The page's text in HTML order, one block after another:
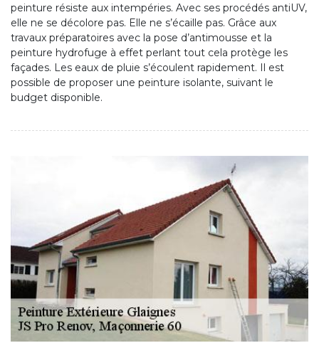
peinture résiste aux intempéries. Avec ses procédés antiUV,
elle ne se décolore pas. Elle ne s’écaille pas. Grâce aux
travaux préparatoires avec la pose d’antimousse et la
peinture hydrofuge à effet perlant tout cela protège les
façades. Les eaux de pluie s’écoulent rapidement. Il est
possible de proposer une peinture isolante, suivant le
budget disponible.